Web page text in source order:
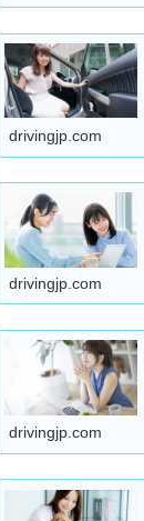
drivingjp.com
drivingjp.com
drivingjp.com